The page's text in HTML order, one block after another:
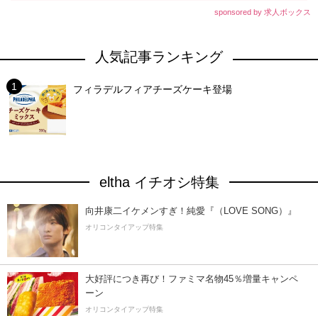
sponsored by 求人ボックス
人気記事ランキング
フィラデルフィアチーズケーキ登場
eltha イチオシ特集
向井康二イケメンすぎ！純愛『（LOVE SONG）』
オリコンタイアップ特集
大好評につき再び！ファミマ名物45％増量キャンペ
ーン
オリコンタイアップ特集